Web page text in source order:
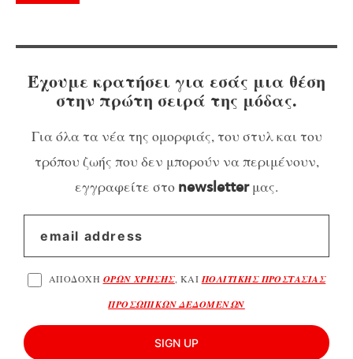
Έχουμε κρατήσει για εσάς μια θέση
στην πρώτη σειρά της μόδας.
Για όλα τα νέα της ομορφιάς, του στυλ και του
τρόπου ζωής που δεν μπορούν να περιμένουν,
εγγραφείτε στο newsletterμας.
ΑΠΟΔΟΧΗ ΟΡΩΝ ΧΡΗΣΗΣ, ΚΑΙΠΟΛΙΤΙΚΗΣ ΠΡΟΣΤΑΣΙΑΣ
ΠΡΟΣΩΠΙΚΩΝ ΔΕΔΟΜΕΝΩΝ
SIGN UP